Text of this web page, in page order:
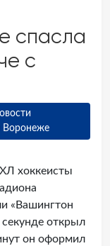
спасла
с
Воронеже
хоккеисты
«Вашингтон
секунде открыл
он оформил